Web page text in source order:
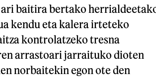
baitira bertako
kendu eta kalera irteteko
kontrolatzeko tresna
arrastoari jarraituko dioten
norbaitekin egon ote den